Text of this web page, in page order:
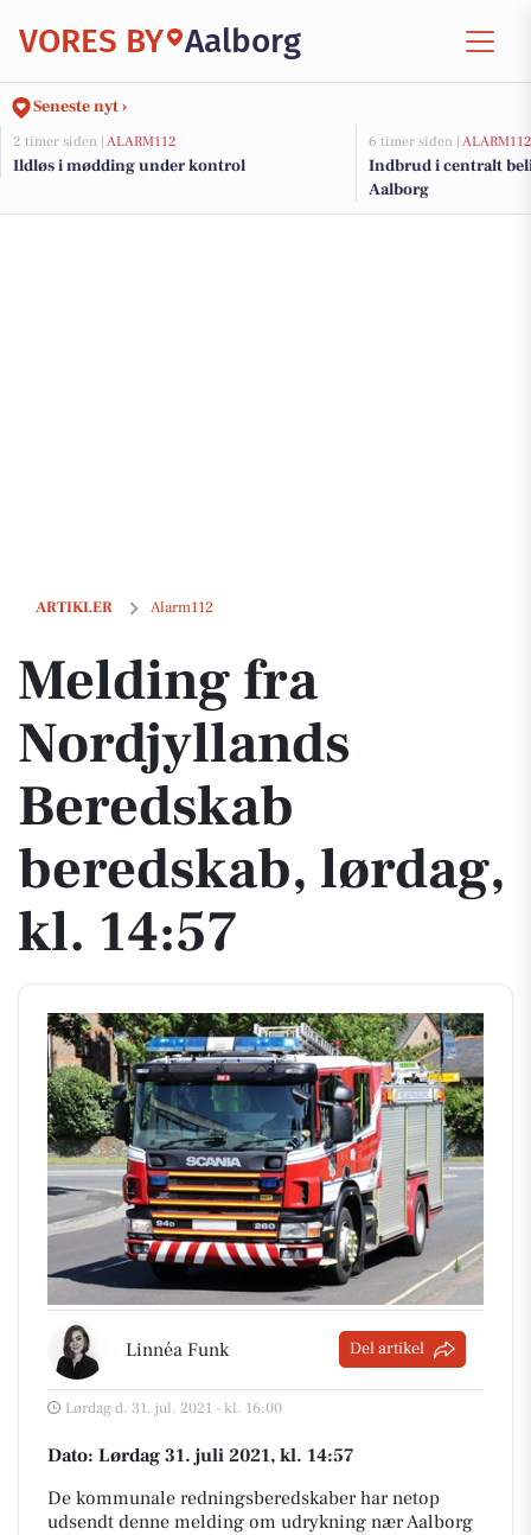
VORES BY Aalborg
Seneste nyt ›
2 timer siden | ALARM112
Ildløs i mødding under kontrol
6 timer siden | ALARM112
Indbrud i centralt
Aalborg
ARTIKLER Alarm112
Melding fra Nordjyllands Beredskab beredskab, lørdag, kl. 14:57
Melding fra
Nordjyllands
Beredskab
beredskab, lørdag,
kl. 14:57
Linnéa Funk Del artikel
Lørdag d. 31. jul. 2021 - kl. 16:00
Dato: Lørdag 31. juli 2021, kl. 14:57
De kommunale redningsberedskaber har netop
udsendt denne melding om udrykning nær Aalborg